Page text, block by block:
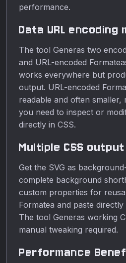
performance.
Data URL encoding
The tool Generas two
and URL-encoded
works everywhere but
output. URL-encoded
readable and often smaller,
you need to inspect or
directly in CSS.
Multiple CSS
Get the SVG as
complete background
custom properties for
Formatea and paste
The tool Generas working
manual tweaking required.
Performance